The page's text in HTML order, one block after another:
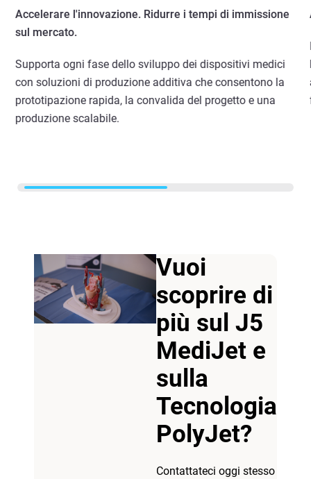
Accelerare l'innovazione. Ridurre i tempi di immissione
sul mercato.
Supporta ogni fase dello sviluppo dei dispositivi medici
con soluzioni di produzione additiva che consentono la
prototipazione rapida, la convalida del progetto e una
produzione scalabile.
Vuoi
scoprire di
più sul J5
MediJet e
sulla
Tecnologia
PolyJet?
Contattateci oggi stesso